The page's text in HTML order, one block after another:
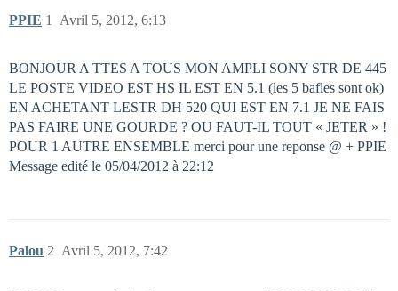
PPIE Avril 5, 2012, 6:13
1
BONJOUR A TTES A TOUS MON AMPLI SONY STR DE 445
LE POSTE VIDEO EST HS IL EST EN 5.1 (les 5 bafles sont ok)
EN ACHETANT LESTR DH 520 QUI EST EN 7.1 JE NE FAIS
PAS FAIRE UNE GOURDE ? OU FAUT-IL TOUT « JETER » !
POUR 1 AUTRE ENSEMBLE merci pour une reponse @ + PPIE
Message edité le 05/04/2012 à 22:12
Palou Avril 5, 2012, 7:42
2